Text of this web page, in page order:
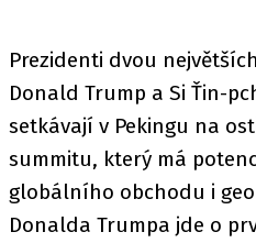
Prezidenti dvou
Donald Trump a Si Ťin-
setkávají v Pekingu na
summitu, který má
globálního obchodu i
Donalda Trumpa jde o